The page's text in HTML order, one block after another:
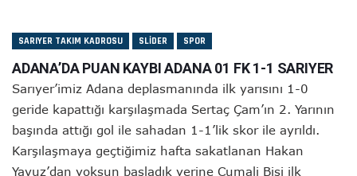
SARIYER TAKIM KADROSU SLIDER SPOR
ADANA’DA PUAN KAYBI ADANA 01 FK 1-1 SARIYER
Sarıyer’imiz Adana deplasmanında ilk yarısını 1-0
geride kapattığı karşılaşmada Sertaç Çam’ın 2. Yarının
başında attığı gol ile sahadan 1-1’lik skor ile ayrıldı.
Karşılaşmaya geçtiğimiz hafta sakatlanan Hakan
Yavuz’dan yoksun başladık yerine Cumali Bişi ilk